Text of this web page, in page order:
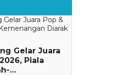
Gelar Juara
Piala
…